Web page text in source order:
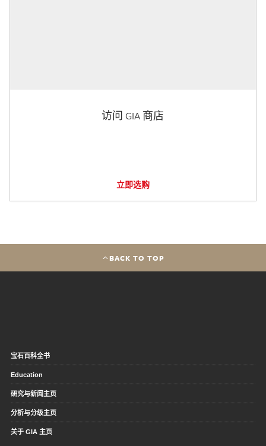
访问 GIA 商店
立即选购
BACK TO TOP
宝石百科全书
Education
研究与新闻主页
分析与分级主页
关于 GIA 主页